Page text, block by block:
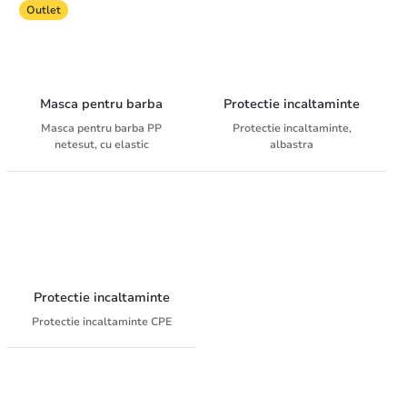
Outlet
Masca pentru barba
Masca pentru barba PP
netesut, cu elastic
Protectie incaltaminte
Protectie incaltaminte,
albastra
Protectie incaltaminte
Protectie incaltaminte CPE